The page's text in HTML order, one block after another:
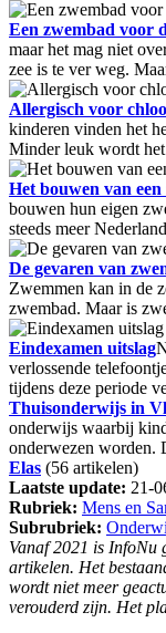
Een zwembad voor
maar het mag niet
zee is te ver weg.
Allergisch voor
kinderen vinden het
Minder leuk wordt
Het bouwen van
bouwen hun eigen
steeds meer
De gevaren van
Zwemmen kan in de
zwembad. Maar is
Eindexamen uitslag
verlossende
tijdens deze periode
Thuisonderwijs in
onderwijs waarbij
onderwezen worden.
Elas (56 artikelen)
Laatste update: 21-
Rubriek: Mens en
Subrubriek:
Vanaf 2021 is InfoNu
artikelen. Het
wordt niet meer
verouderd zijn. Het